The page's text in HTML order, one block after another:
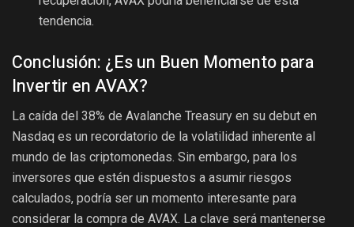
tendencia.
Conclusión: ¿Es un Buen Momento para
Invertir en AVAX?
La caída del 38% de Avalanche Treasury en su debut en
Nasdaq es un recordatorio de la volatilidad inherente al
mundo de las criptomonedas. Sin embargo, para los
inversores que estén dispuestos a asumir riesgos
calculados, podría ser un momento interesante para
considerar la compra de AVAX. La clave será mantenerse